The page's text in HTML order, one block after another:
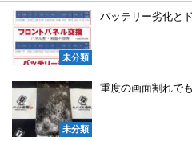
未分類
バッテリー劣化と
未分類
重度の画面割れで